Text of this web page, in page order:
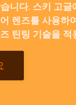
니다. 스키 고
렌즈를 사용하
틴팅 기술을 적